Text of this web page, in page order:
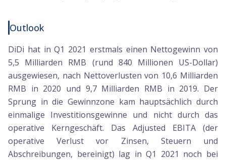
Outlook
DiDi hat in Q1 2021 erstmals einen Nettogewinn von
5,5 Milliarden RMB (rund 840 Millionen US-Dollar)
ausgewiesen, nach Nettoverlusten von 10,6 Milliarden
RMB in 2020 und 9,7 Milliarden RMB in 2019. Der
Sprung in die Gewinnzone kam hauptsächlich durch
einmalige Investitionsgewinne und nicht durch das
operative Kerngeschäft. Das Adjusted EBITA (der
operative Verlust vor Zinsen, Steuern und
Abschreibungen, bereinigt) lag in Q1 2021 noch bei